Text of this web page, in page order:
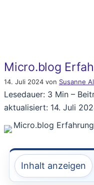
Micro.blog
14. Juli 2024 von Susanne
Lesedauer: 3 Min –
aktualisiert: 14. Juli
Inhalt anzeigen